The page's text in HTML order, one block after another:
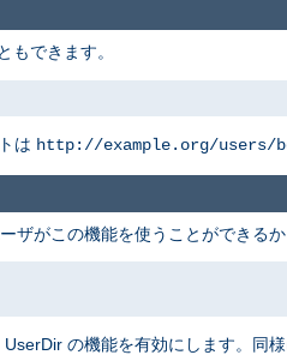
もできます。
は http://example.org/users/
ザがこの機能を使うことができる
の機能を有効にします。同